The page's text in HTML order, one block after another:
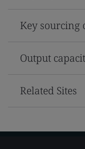
Key sourcing
Output
Related Sites